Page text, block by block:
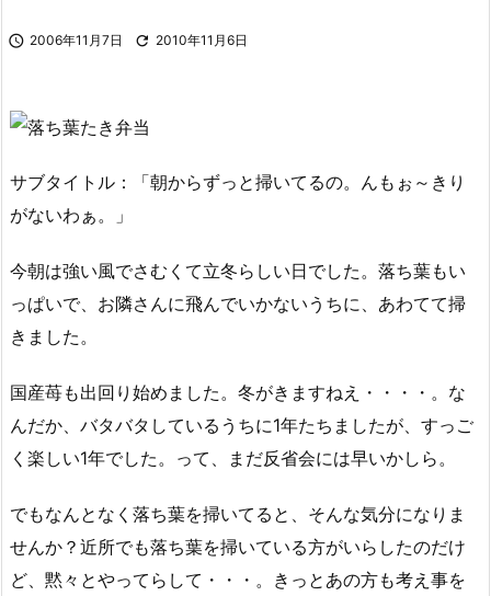
 2006年11月7日  2010年11月6日
サブタイトル：「朝からずっと掃いてるの。んもぉ～きり
がないわぁ。」
今朝は強い風でさむくて立冬らしい日でした。落ち葉もい
っぱいで、お隣さんに飛んでいかないうちに、あわてて掃
きました。
国産苺も出回り始めました。冬がきますねえ・・・・。な
んだか、バタバタしているうちに1年たちましたが、すっご
く楽しい1年でした。って、まだ反省会には早いかしら。
でもなんとなく落ち葉を掃いてると、そんな気分になりま
せんか？近所でも落ち葉を掃いている方がいらしたのだけ
ど、黙々とやってらして・・・。きっとあの方も考え事を